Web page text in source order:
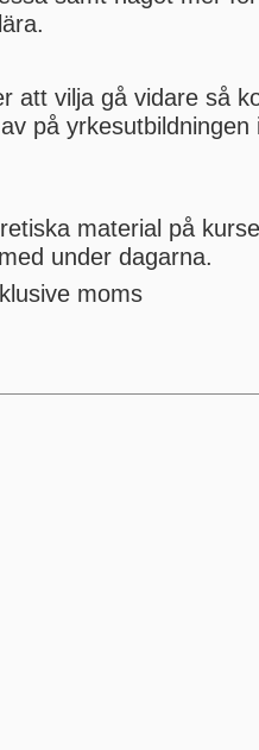
att vilja gå vidare så
på
material på
under dagarna.
moms